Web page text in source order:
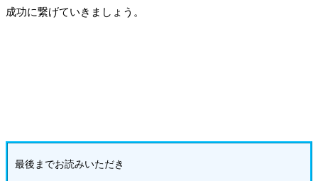
成功に繋げていきましょう。
最後までお読みいただき